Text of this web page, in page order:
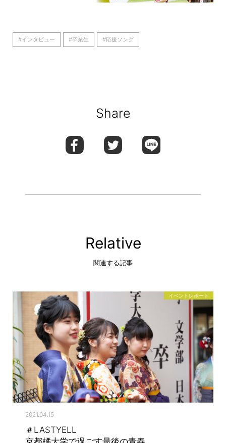
#インタビュー #卒業生 #応援ソング
Share
Relative
関連する記事
イベントレポート
2021.04.15
＃LASTYELL